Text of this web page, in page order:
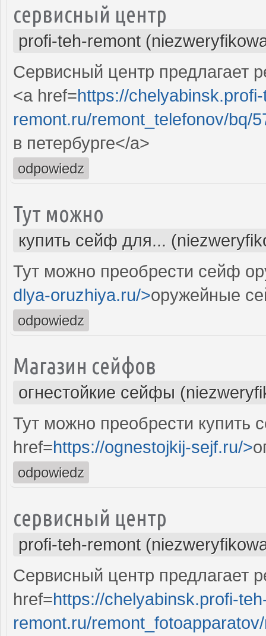
сервисный центр
profi-teh-remont
Сервисный центр предлагает
<a href=https://
remont.ru/remont_telefonov/bq/
в петербурге</a>
odpowiedz
Тут можно
купить сейф для...
Тут можно преобрести сейф
dlya-oruzhiya.ru/>оружейные
odpowiedz
Магазин сейфов
огнестойкие сейфы
Тут можно преобрести купить
href=https://ognestojkij-sejf.ru/>
odpowiedz
сервисный центр
profi-teh-remont
Сервисный центр предлагает
href=https://chelyabinsk.profi-
remont.ru/